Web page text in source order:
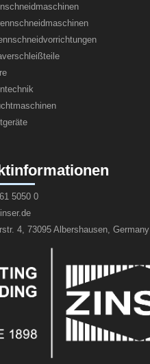
5050 0
4, 73095 Albershausen, Germany